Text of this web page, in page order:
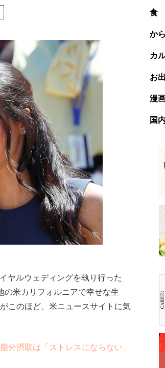
ヤルウェディングを執り行った
の米カリフォルニアで幸せな生
このほど、米ニュースサイトに気
摂取は「ストレスにならない」
食
か
カ
お
漫
国